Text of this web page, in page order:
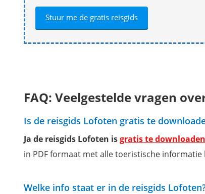
FAQ: Veelgestelde vragen
Is de reisgids Lofoten gratis te
Ja de reisgids Lofoten isgratis te
in PDF formaat met alle toeristische
Welke info staat er in de reisgids